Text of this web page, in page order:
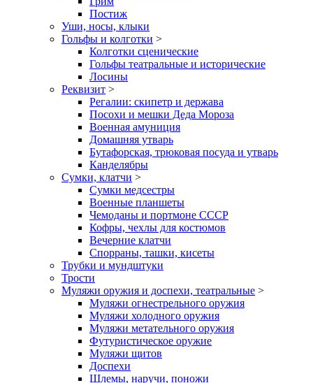
Постиж
Уши, носы, клыки
Гольфы и колготки >
Колготки сценические
Гольфы театральные и исторические
Лосины
Реквизит >
Регалии: скипетр и держава
Посохи и мешки Деда Мороза
Военная амуниция
Домашняя утварь
Бутафорская, трюковая посуда и утварь
Канделябры
Сумки, клатчи >
Сумки медсестры
Военные планшеты
Чемоданы и портмоне СССР
Кофры, чехлы для костюмов
Вечерние клатчи
Спорраны, ташки, кисеты
Трубки и мундштуки
Трости
Муляжи оружия и доспехи, театральные >
Муляжи огнестрельного оружия
Муляжи холодного оружия
Муляжи метательного оружия
Футуристическое оружие
Муляжи щитов
Доспехи
Шлемы, наручи, поножи